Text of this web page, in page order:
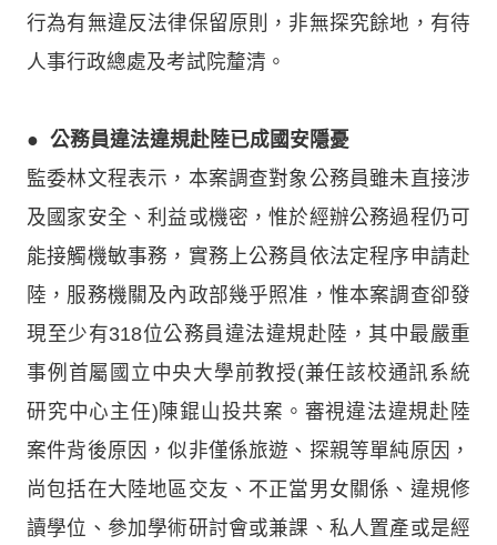
行為有無違反法律保留原則，非無探究餘地，有待
人事行政總處及考試院釐清。
● 公務員違法違規赴陸已成國安隱憂
監委林文程表示，本案調查對象公務員雖未直接涉
及國家安全、利益或機密，惟於經辦公務過程仍可
能接觸機敏事務，實務上公務員依法定程序申請赴
陸，服務機關及內政部幾乎照准，惟本案調查卻發
現至少有318位公務員違法違規赴陸，其中最嚴重
事例首屬國立中央大學前教授(兼任該校通訊系統
研究中心主任)陳錕山投共案。審視違法違規赴陸
案件背後原因，似非僅係旅遊、探親等單純原因，
尚包括在大陸地區交友、不正當男女關係、違規修
讀學位、參加學術研討會或兼課、私人置產或是經